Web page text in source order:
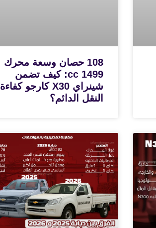
108 حصان وسعة محرك
1499 cc: كيف تضمن
شينراي X30 كارجو كفاءة
النقل الدائم؟